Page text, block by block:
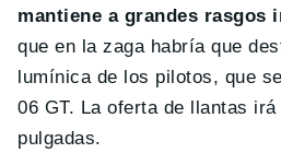
mantiene a grandes rasgos
que en la zaga habría que
lumínica de los pilotos, que
06 GT. La oferta de llantas
pulgadas.